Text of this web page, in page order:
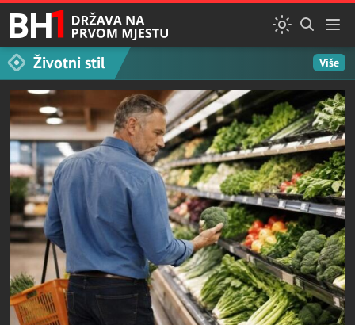
Životni stil Više